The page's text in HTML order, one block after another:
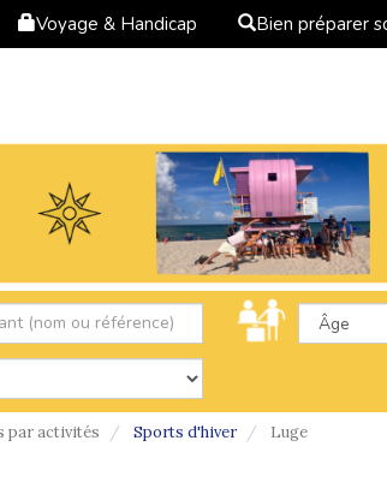
Voyage & Handicap Bien préparer
par activités Sports d'hiver Luge